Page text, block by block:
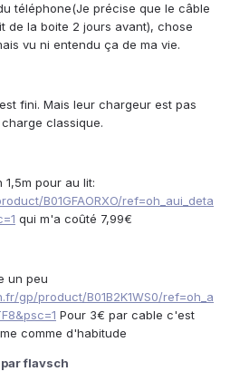
téléphone(Je précise que le câble
de la boite 2 jours avant), chose
vu ni entendu ça de ma vie.
fini. Mais leur chargeur est pas
classique.
pour au lit:
B01GFAORXO/ref=oh_aui_deta
qui m'a coûté 7,99€
un peu
gp/product/B01B2K1WS0/ref=oh_a
Pour 3€ par cable c'est
comme d'habitude
par flavsch